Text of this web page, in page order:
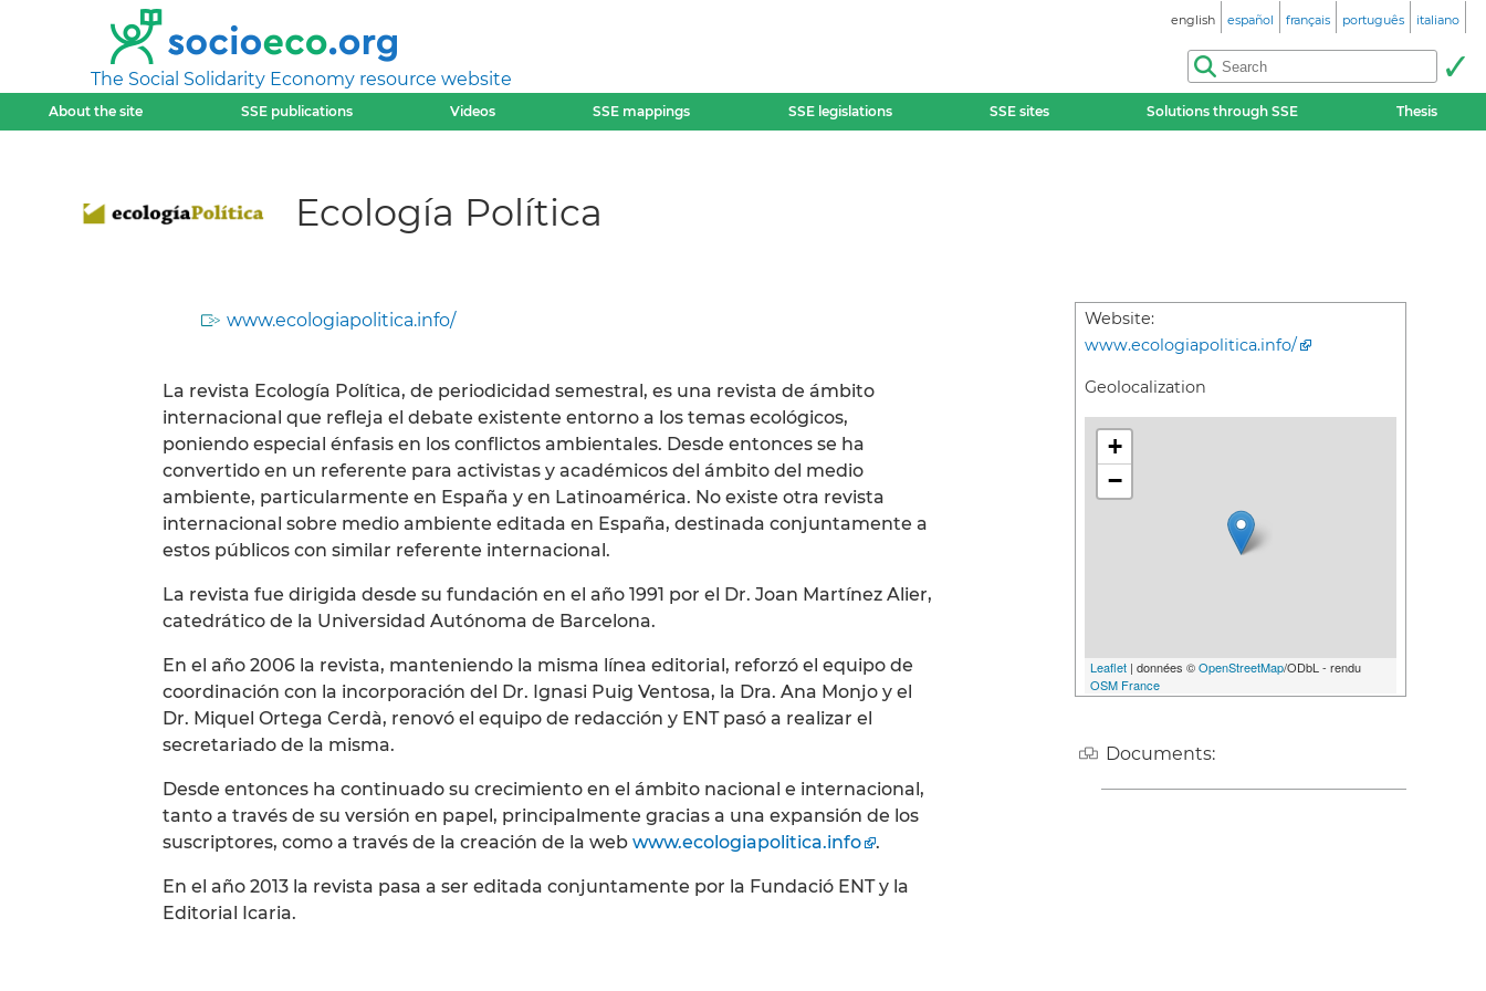
The Social Solidarity Economy resource website
english español français português italiano
About the site SSE publications Videos SSE mappings SSE legislations SSE sites Solutions through SSE Thesis
Ecología Política
www.ecologiapolitica.info/
La revista Ecología Política, de periodicidad semestral, es una revista de ámbito
internacional que refleja el debate existente entorno a los temas ecológicos,
poniendo especial énfasis en los conflictos ambientales. Desde entonces se ha
convertido en un referente para activistas y académicos del ámbito del medio
ambiente, particularmente en España y en Latinoamérica. No existe otra revista
internacional sobre medio ambiente editada en España, destinada conjuntamente a
estos públicos con similar referente internacional.
La revista fue dirigida desde su fundación en el año 1991 por el Dr. Joan Martínez Alier,
catedrático de la Universidad Autónoma de Barcelona.
En el año 2006 la revista, manteniendo la misma línea editorial, reforzó el equipo de
coordinación con la incorporación del Dr. Ignasi Puig Ventosa, la Dra. Ana Monjo y el
Dr. Miquel Ortega Cerdà, renovó el equipo de redacción y ENT pasó a realizar el
secretariado de la misma.
Desde entonces ha continuado su crecimiento en el ámbito nacional e internacional,
tanto a través de su versión en papel, principalmente gracias a una expansión de los
suscriptores, como a través de la creación de la web www.ecologiapolitica.info .
En el año 2013 la revista pasa a ser editada conjuntamente por la Fundació ENT y la
Editorial Icaria.
Website:
www.ecologiapolitica.info/
Geolocalization
+
−
Leaflet | données ©OpenStreetMap/ODbL - rendu
OSM France
Documents: